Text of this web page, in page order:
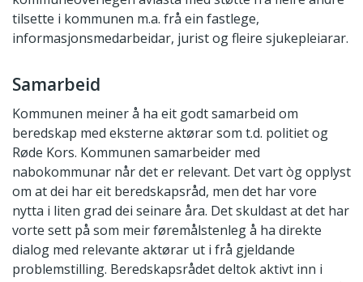
tilsette i kommunen m.a. frå ein fastlege,
informasjonsmedarbeidar, jurist og fleire sjukepleiarar.
Samarbeid
Kommunen meiner å ha eit godt samarbeid om
beredskap med eksterne aktørar som t.d. politiet og
Røde Kors. Kommunen samarbeider med
nabokommunar når det er relevant. Det vart òg opplyst
om at dei har eit beredskapsråd, men det har vore
nytta i liten grad dei seinare åra. Det skuldast at det har
vorte sett på som meir føremålstenleg å ha direkte
dialog med relevante aktørar ut i frå gjeldande
problemstilling. Beredskapsrådet deltok aktivt inn i